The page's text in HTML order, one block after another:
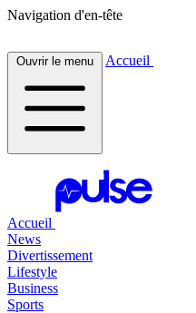
Navigation d'en-tête
Ouvrir le menu Accueil
Accueil
News
Divertissement
Lifestyle
Business
Sports